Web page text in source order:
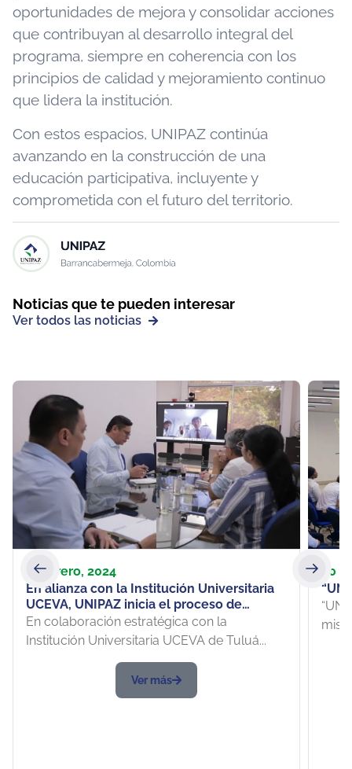
oportunidades de mejora y consolidar acciones
que contribuyan al desarrollo integral del
programa, siempre en coherencia con los
principios de calidad y mejoramiento continuo
que lidera la institución.
Con estos espacios, UNIPAZ continúa
avanzando en la construcción de una
educación participativa, incluyente y
comprometida con el futuro del territorio.
Noticias que te pueden interesar
Ver todos las noticias
1 febrero, 2024
En alianza con la Institución Universitaria
UCEVA, UNIPAZ inicia el proceso de
construcción del programa de Medicina
En colaboración estratégica con la
Institución Universitaria UCEVA de Tuluá...
Ver más
30